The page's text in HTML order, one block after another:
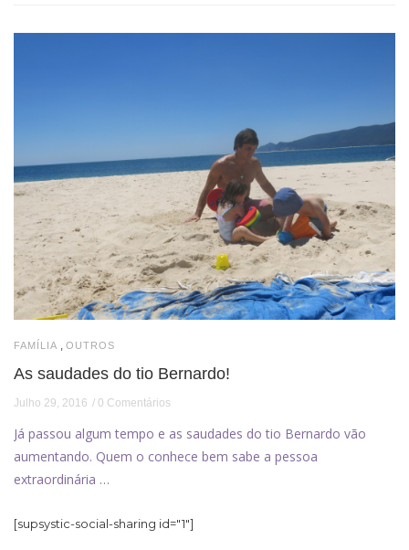
FAMÍLIA OUTROS
As saudades do tio Bernardo!
Julho 29, 2016 0 Comentários
Já passou algum tempo e as saudades do tio Bernardo vão
aumentando. Quem o conhece bem sabe a pessoa
extraordinária …
[supsystic-social-sharing id="1"]